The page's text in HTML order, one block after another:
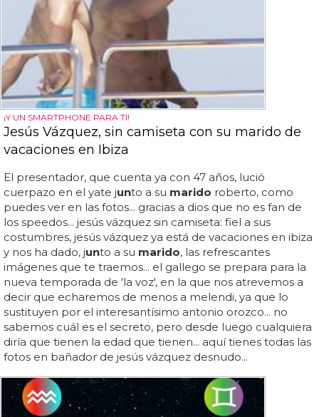
¡Y UN SMARTPHONE PARA TI!
Jesús Vázquez, sin camiseta con su marido de
vacaciones en Ibiza
El presentador, que cuenta ya con 47 años, lució
cuerpazo en el yate junto a su marido roberto, como
puedes ver en las fotos... gracias a dios que no es fan de
los speedos... jesús vázquez sin camiseta: fiel a sus
costumbres, jesús vázquez ya está de vacaciones en ibiza
y nos ha dado, junto a su marido, las refrescantes
imágenes que te traemos... el gallego se prepara para la
nueva temporada de 'la voz', en la que nos atrevemos a
decir que echaremos de menos a melendi, ya que lo
sustituyen por el interesantísimo antonio orozco... no
sabemos cuál es el secreto, pero desde luego cualquiera
diría que tienen la edad que tienen... aquí tienes todas las
fotos en bañador de jesús vázquez desnudo...